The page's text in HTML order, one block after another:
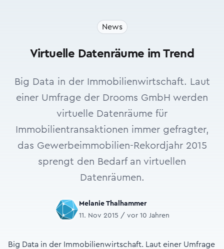
News
Virtuelle Datenräume im Trend
Big Data in der Immobilienwirtschaft. Laut
einer Umfrage der Drooms GmbH werden
virtuelle Datenräume für
Immobilientransaktionen immer gefragter,
das Gewerbeimmobilien-Rekordjahr 2015
sprengt den Bedarf an virtuellen
Datenräumen.
Melanie Thalhammer
11. Nov 2015 / vor 10 Jahren
Big Data in der Immobilienwirtschaft. Laut einer Umfrage